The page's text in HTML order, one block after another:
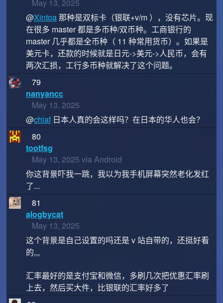
May 13, 2025
@Xintoa那种是双标卡（银联+v/m ），没有芯片。现
在很多 master 都是多币种/双币种。工商银行的
master 几乎都是全币种（ 11 种常用货币）。如果是
美元卡，还款的时候就是日元->美元->人民币，会有
两次汇损，工行多币种就解决了这个问题。
79
nanyancc
May 13, 2025
@chiaf 日本人真的会这样吗？在日本的华人也会？
80
tootfsg
May 13, 2025 via Android
你这背景吓我一跳，我以为我手机屏幕突然老化发红
了...
81
alogbycat
May 13, 2025
这个背景是自己设置的吗还是 v 站自带的，还挺好看
的,,,
汇率最好的是支付宝和微信，多刷几次把优惠汇率刷
上去，然后买大件，比银联的汇率好多了